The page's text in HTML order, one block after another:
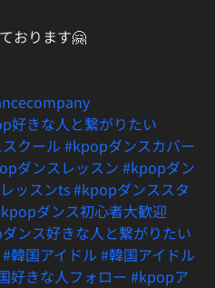
おります🤗
好きな人と繋がりたい
クール #kpopダンスカバー
ダンスレッスン #kpopダン
ッスンts#kpopダンススタ
ダンス初心者大歓迎
ンス好きな人と繋がりたい
#韓国アイドル #韓国アイドル
好きな人フォロー #kpopア